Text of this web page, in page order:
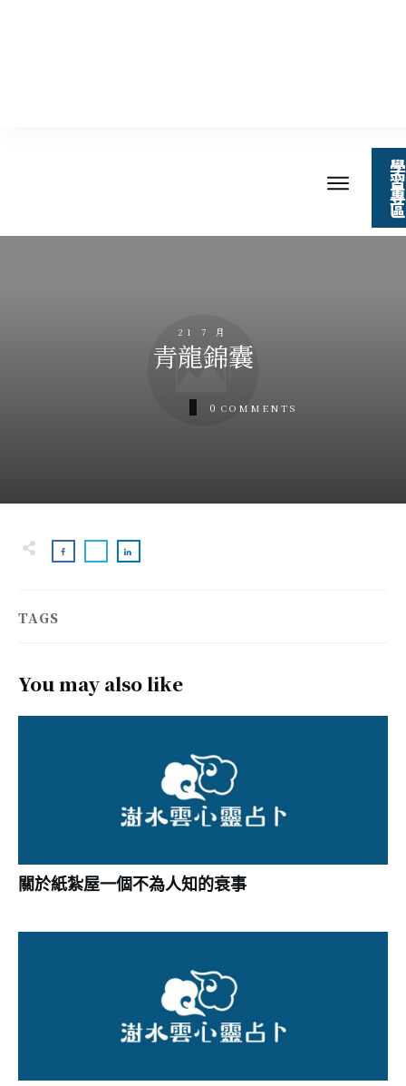
學
習
專
區
21 7 月
青龍錦囊
0 COMMENTS
TAGS
You may also like
關於紙紮屋一個不為人知的衰事